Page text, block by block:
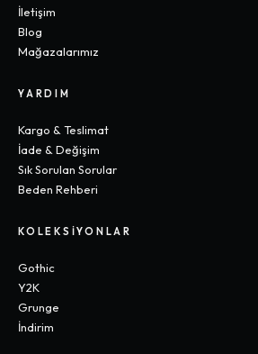
İletişim
Blog
Mağazalarımız
YARDIM
Kargo & Teslimat
İade & Değişim
Sık Sorulan Sorular
Beden Rehberi
KOLEKSIYONLAR
Gothic
Y2K
Grunge
İndirim